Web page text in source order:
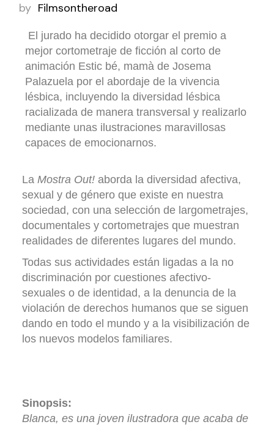
by Filmsontheroad
El jurado ha decidido otorgar el premio a
mejor cortometraje de ficción al corto de
animación Estic bé, mamà de Josema
Palazuela por el abordaje de la vivencia
lésbica, incluyendo la diversidad lésbica
racializada de manera transversal y realizarlo
mediante unas ilustraciones maravillosas
capaces de emocionarnos.
La Mostra Out! aborda la diversidad afectiva,
sexual y de género que existe en nuestra
sociedad, con una selección de largometrajes,
documentales y cortometrajes que muestran
realidades de diferentes lugares del mundo.
Todas sus actividades están ligadas a la no
discriminación por cuestiones afectivo-
sexuales o de identidad, a la denuncia de la
violación de derechos humanos que se siguen
dando en todo el mundo y a la visibilización de
los nuevos modelos familiares.
Sinopsis:
Blanca, es una joven ilustradora que acaba de